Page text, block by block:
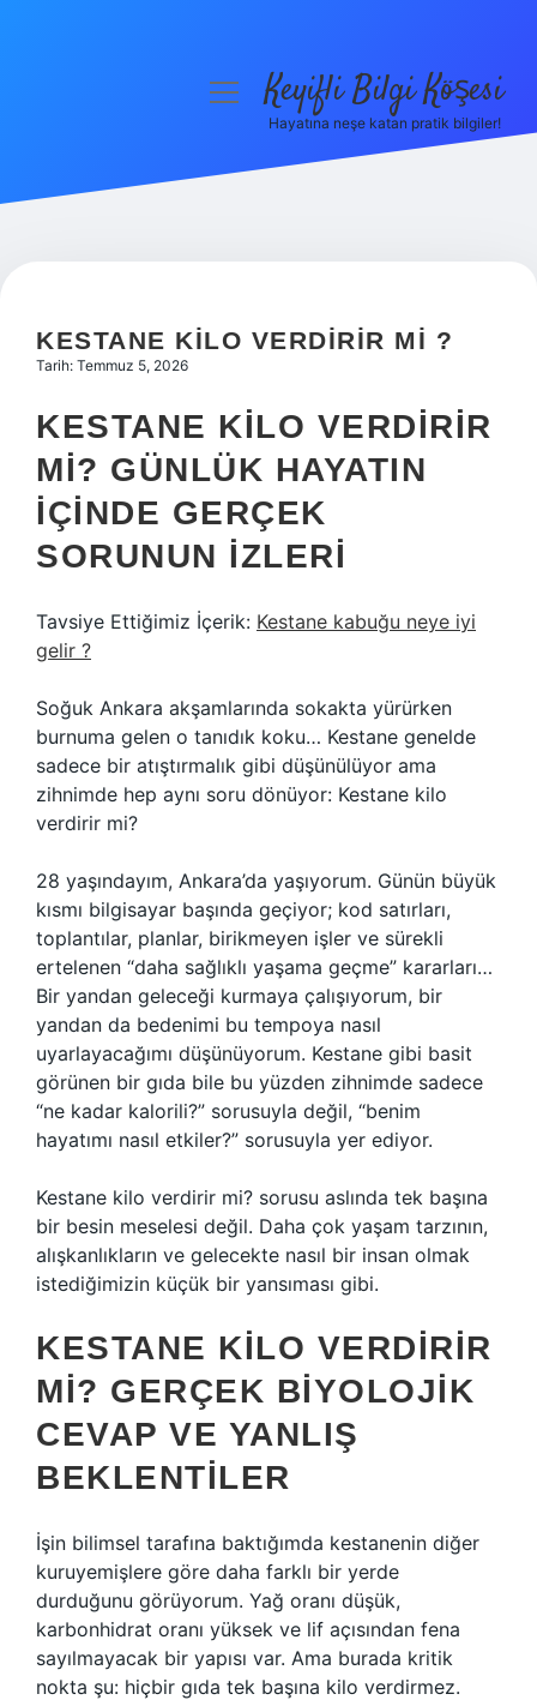
Hakkımızda
menüyüKeyifli Bilgi Köşesi
Hayatına neşe katan pratik bilgiler!
KESTANE KILO VERDIRIR MI ?
Tarih: Temmuz 5, 2026
KESTANE KILO VERDIRIR
MI? GÜNLÜK HAYATIN
IÇINDE GERÇEK
SORUNUN IZLERI
Tavsiye Ettiğimiz İçerik: Kestane kabuğu neye iyi
gelir ?
Soğuk Ankara akşamlarında sokakta yürürken
burnuma gelen o tanıdık koku… Kestane genelde
sadece bir atıştırmalık gibi düşünülüyor ama
zihnimde hep aynı soru dönüyor: Kestane kilo
verdirir mi?
28 yaşındayım, Ankara’da yaşıyorum. Günün büyük
kısmı bilgisayar başında geçiyor; kod satırları,
toplantılar, planlar, birikmeyen işler ve sürekli
ertelenen “daha sağlıklı yaşama geçme” kararları…
Bir yandan geleceği kurmaya çalışıyorum, bir
yandan da bedenimi bu tempoya nasıl
uyarlayacağımı düşünüyorum. Kestane gibi basit
görünen bir gıda bile bu yüzden zihnimde sadece
“ne kadar kalorili?” sorusuyla değil, “benim
hayatımı nasıl etkiler?” sorusuyla yer ediyor.
Kestane kilo verdirir mi? sorusu aslında tek başına
bir besin meselesi değil. Daha çok yaşam tarzının,
alışkanlıkların ve gelecekte nasıl bir insan olmak
istediğimizin küçük bir yansıması gibi.
KESTANE KILO VERDIRIR
MI? GERÇEK BIYOLOJIK
CEVAP VE YANLIŞ
BEKLENTILER
İşin bilimsel tarafına baktığımda kestanenin diğer
kuruyemişlere göre daha farklı bir yerde
durduğunu görüyorum. Yağ oranı düşük,
karbonhidrat oranı yüksek ve lif açısından fena
sayılmayacak bir yapısı var. Ama burada kritik
nokta şu: hiçbir gıda tek başına kilo verdirmez.